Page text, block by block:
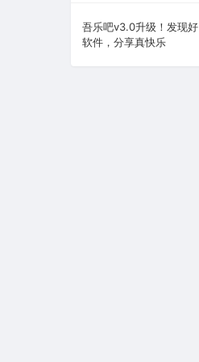
系统下载
吾乐吧v3.0升级！发现好
软件，分享真快乐